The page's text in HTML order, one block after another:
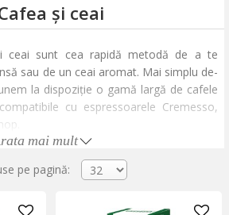
și ceai
ceai sunt cea rapidă metodă de a te
sau de un ceai aromat. Mai simplu de-
la dispoziție o gamă largă de cafele
cu espressoarele Cremesso,
cu un ristretto scurt și intens, sau îți
lungă și cremoasă? Preferi cafeaua cu
sau ai nevoie de capsule de cafea
amieze târzii? Ai ghicit, le avem pe
mai mult
pe pagină: